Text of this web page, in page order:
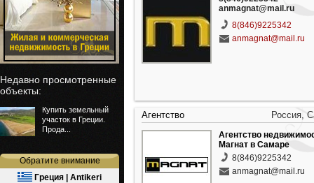
Недавно просмотренные
объекты:
Купить земельный
участок в Греции.
Прода...
Обратите внимание
Греция | Antikeri
anmagnat@mail.ru
8(846)9225342
anmagnat@mail.ru
Агентство Россия,
Агентство
Магнат в Самаре
8(846)9225342
anmagnat@mail.ru